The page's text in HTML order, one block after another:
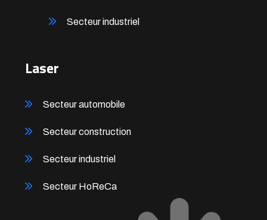
Secteur industriel
Laser
Secteur automobile
Secteur construction
Secteur industriel
Secteur HoReCa